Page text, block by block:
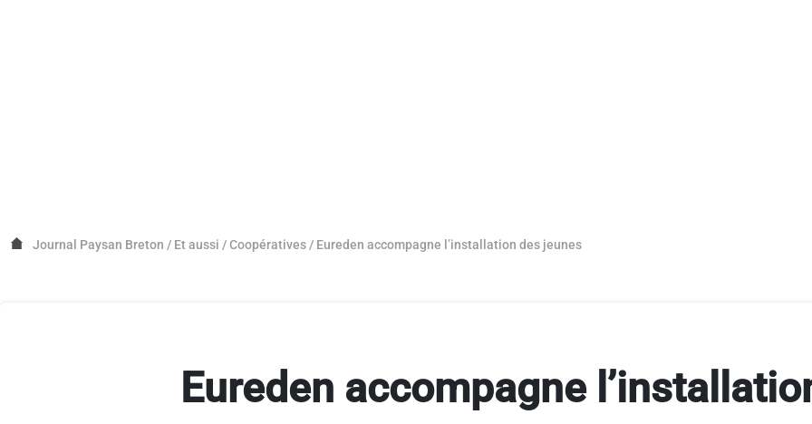
Journal Paysan Breton / Et aussi /Coopératives / Eureden accompagne l’installation des jeunes
Eureden accompagne